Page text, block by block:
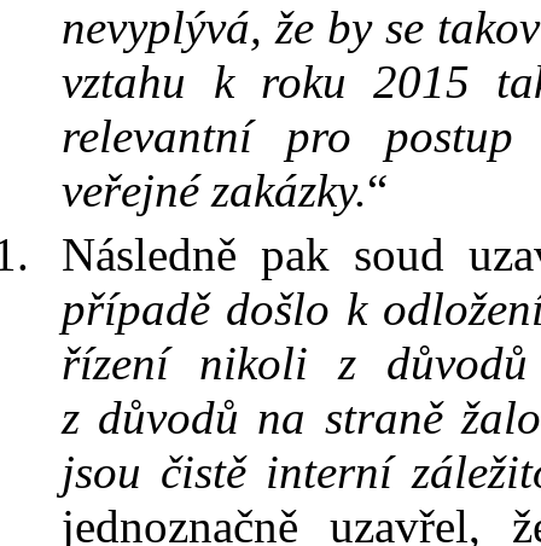
nevyplývá, že by se
vztahu k roku 2015
relevantní pro
veřejné zakázky.“
Následně pak soud
případě došlo k
řízení nikoli z
z důvodů na straně
jsou čistě interní
jednoznačně uzavřel,